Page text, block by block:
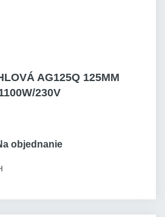
AG125Q 125MM
230V
objednanie